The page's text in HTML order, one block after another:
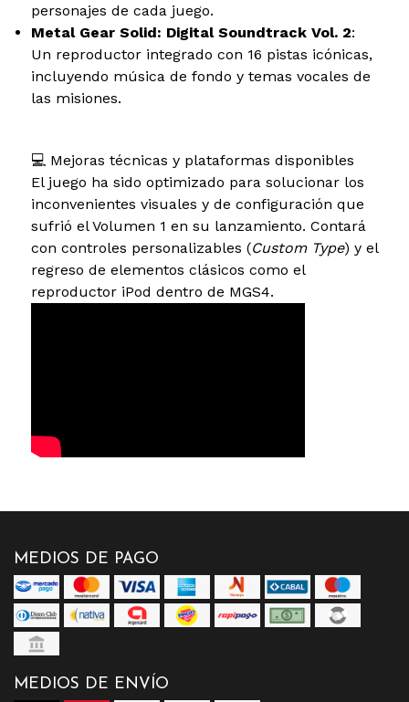
personajes de cada juego.
Metal Gear Solid: Digital Soundtrack Vol. 2:
Un reproductor integrado con 16 pistas icónicas,
incluyendo música de fondo y temas vocales de
las misiones.
💻 Mejoras técnicas y plataformas disponibles
El juego ha sido optimizado para solucionar los
inconvenientes visuales y de configuración que
sufrió el Volumen 1 en su lanzamiento. Contará
con controles personalizables (Custom Type) y el
regreso de elementos clásicos como el
reproductor iPod dentro de MGS4.
MEDIOS DE PAGO
MEDIOS DE ENVÍO